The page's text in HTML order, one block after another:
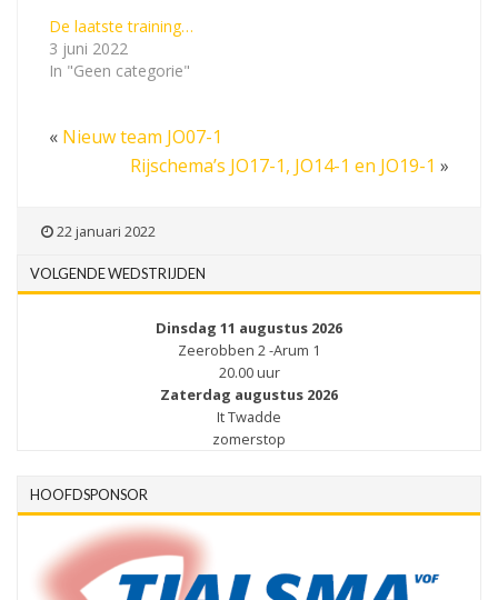
De laatste training…
3 juni 2022
In "Geen categorie"
« Nieuw team JO07-1
Rijschema’s JO17-1, JO14-1 en JO19-1 »
22 januari 2022
VOLGENDE WEDSTRIJDEN
Dinsdag 11 augustus 2026
Zeerobben 2 -Arum 1
20.00 uur
Zaterdag augustus 2026
It Twadde
zomerstop
HOOFDSPONSOR